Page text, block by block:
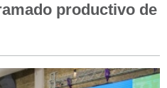
productivo de